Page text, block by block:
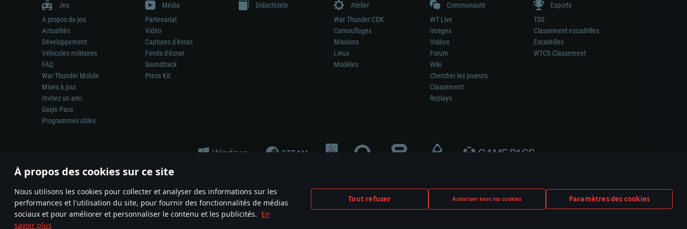
À propos des cookies sur ce site
Nous utilisons les cookies pour collecter et analyser des informations sur les
performances et l'utilisation du site, pour fournir des fonctionnalités de médias
sociaux et pour améliorer et personnaliser le contenu et les publicités. En
savoir plus
Tout refuser Autoriser tous les cookies Paramètres des cookies
Jeu
A propos du jeu
Actualités
Développement
Véhicules militaires
FAQ
War Thunder Mobile
Mises à jour
Invitez un ami
Gaijin Pass
Programmes utiles
Média
Partenariat
Vidéo
Captures d'écran
Fonds d'écran
Soundtrack
Press Kit
Didacticiels
Atelier
War Thunder CDK
Camouflages
Missions
Lieux
Modèles
Communauté
WT Live
Images
Vidéos
Forum
Wiki
Chercher les joueurs
Classement
Replays
Esports
TSS
Classement escadrilles
Escadrilles
WTCS Classement
La représentation d’une arme ou d’un véhicule réel dans ce jeu ne signifie pas la participation au développement du jeu, le sponsoring ou à l’approbation de tout fabricant d’armes ou de véhicule.
© 2011—2026 Gaijin Games Kft. All trademarks, logos and brand names are the property of their respective owners.
Termes et conditions